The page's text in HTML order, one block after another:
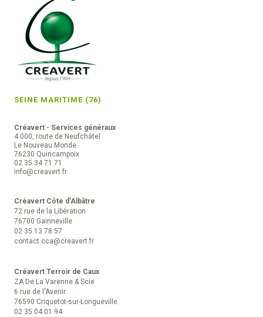
SEINE MARITIME (76)
Créavert - Services généraux
4 000, route de Neufchâtel
Le Nouveau Monde
76230 Quincampoix
02 35 34 71 71
info@creavert.fr
Créavert Côte d’Albâtre
72 rue de la Libération
76700 Gainneville
02 35 13 78 57
contact.cca@creavert.fr
Créavert Terroir de Caux
ZA De La Varenne & Scie
6 rue de l'Avenir
76590 Criquetot-sur-Longueville
02 35 04 01 94